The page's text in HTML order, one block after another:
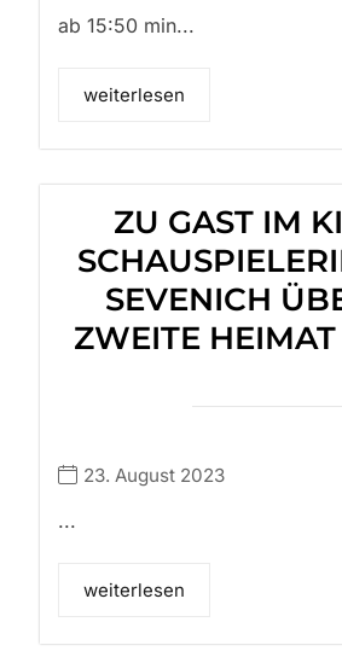
ab 15:50 min...
weiterlesen
ZU GAST IM
SEVENICH
ZWEITE
23. August 2023
...
weiterlesen